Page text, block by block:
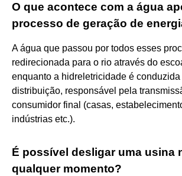
O que acontece com a água
processo de geração de
A água que passou por todos esses
redirecionada para o rio através do
enquanto a hidreletricidade é
distribuição, responsável pela
consumidor final (casas,
indústrias etc.).
É possível desligar uma usina
qualquer momento?